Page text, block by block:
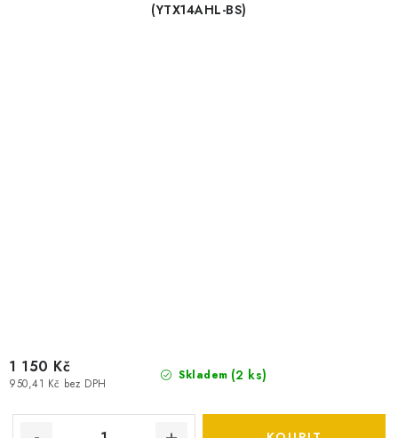
(YTX14AHL-BS)
Skladem (2 ks)
950,41 Kč bez DPH
1 150 Kč